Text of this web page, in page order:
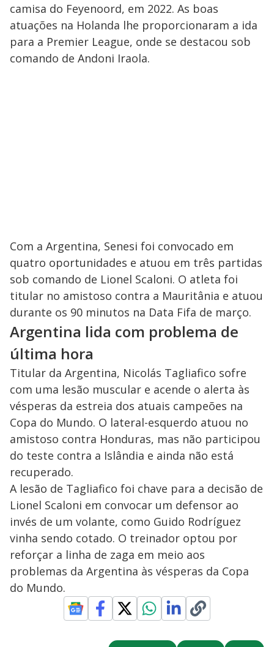
camisa do Feyenoord, em 2022. As boas
atuações na Holanda lhe proporcionaram a ida
para a Premier League, onde se destacou sob
comando de Andoni Iraola.
Com a Argentina, Senesi foi convocado em
quatro oportunidades e atuou em três partidas
sob comando de Lionel Scaloni. O atleta foi
titular no amistoso contra a Mauritânia e atuou
durante os 90 minutos na Data Fifa de março.
Argentina lida com problema de
última hora
Titular da Argentina, Nicolás Tagliafico sofre
com uma lesão muscular e acende o alerta às
vésperas da estreia dos atuais campeões na
Copa do Mundo. O lateral-esquerdo atuou no
amistoso contra Honduras, mas não participou
do teste contra a Islândia e ainda não está
recuperado.
A lesão de Tagliafico foi chave para a decisão de
Lionel Scaloni em convocar um defensor ao
invés de um volante, como Guido Rodríguez
vinha sendo cotado. O treinador optou por
reforçar a linha de zaga em meio aos
problemas da Argentina às vésperas da Copa
do Mundo.